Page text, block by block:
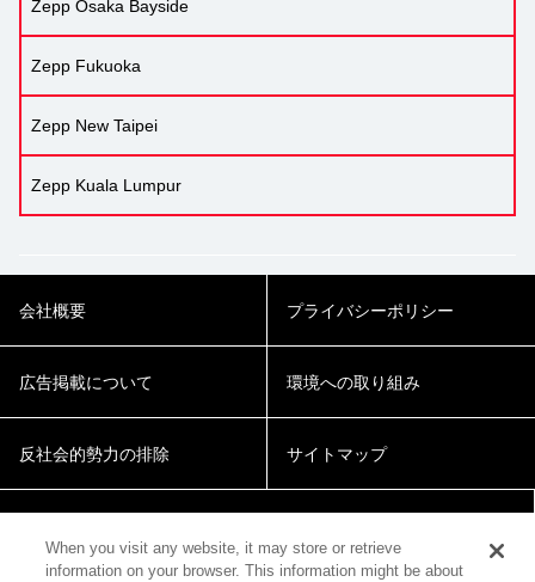
Zepp Osaka Bayside
Zepp Fukuoka
Zepp New Taipei
Zepp Kuala Lumpur
会社概要 プライバシーポリシー
広告掲載について 環境への取り組み
反社会的勢力の排除 サイトマップ
When you visit any website, it may store or retrieve
information on your browser. This information might be about